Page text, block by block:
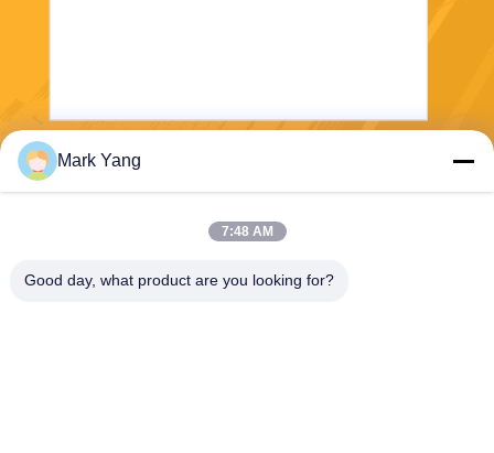
Mark Yang
7:48 AM
Good day, what product are you looking for?